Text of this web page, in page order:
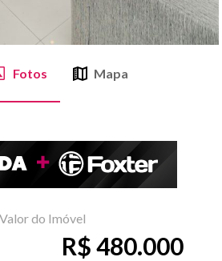
Fotos Mapa
Valor do Imóvel
R$ 480.000